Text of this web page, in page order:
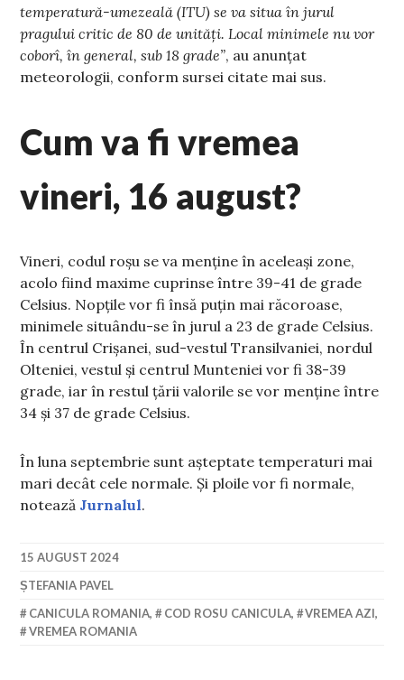
temperatură-umezeală (ITU) se va situa în jurul
pragului critic de 80 de unități. Local minimele nu vor
coborî, în general, sub 18 grade”, au anunțat
meteorologii, conform sursei citate mai sus.
Cum va fi vremea
vineri, 16 august?
Vineri, codul roșu se va menține în aceleași zone,
acolo fiind maxime cuprinse între 39-41 de grade
Celsius. Nopțile vor fi însă puțin mai răcoroase,
minimele situându-se în jurul a 23 de grade Celsius.
În centrul Crișanei, sud-vestul Transilvaniei, nordul
Olteniei, vestul și centrul Munteniei vor fi 38-39
grade, iar în restul țării valorile se vor menține între
34 și 37 de grade Celsius.
În luna septembrie sunt așteptate temperaturi mai
mari decât cele normale. Și ploile vor fi normale,
notează Jurnalul.
15 AUGUST 2024
ȘTEFANIA PAVEL
CANICULA ROMANIA, COD ROSU CANICULA, VREMEA AZI,
VREMEA ROMANIA